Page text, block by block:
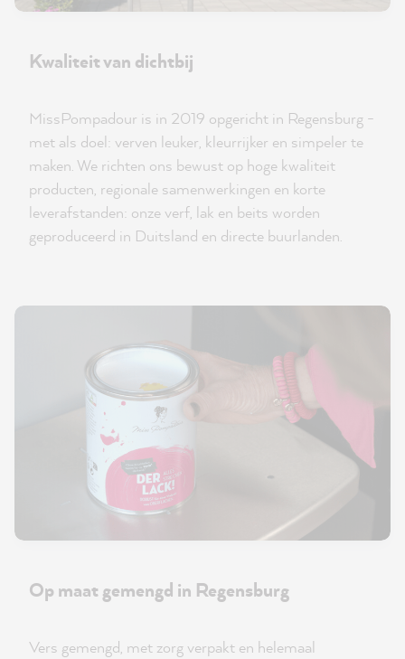
Kwaliteit van dichtbij
MissPompadour is in 2019 opgericht in Regensburg -
met als doel: verven leuker, kleurrijker en simpeler te
maken. We richten ons bewust op hoge kwaliteit
producten, regionale samenwerkingen en korte
leverafstanden: onze verf, lak en beits worden
geproduceerd in Duitsland en directe buurlanden.
Op maat gemengd in Regensburg
Vers gemengd, met zorg verpakt en helemaal